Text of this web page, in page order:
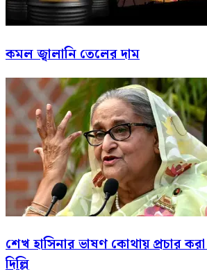
কমল জ্বালানি তেলের দাম
শেখ হাসিনার ভাষণ কোথায় প্রচার
দিল্লি